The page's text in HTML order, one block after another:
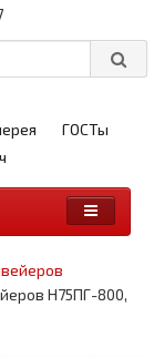
ГОСТы
Н75ПГ-800,